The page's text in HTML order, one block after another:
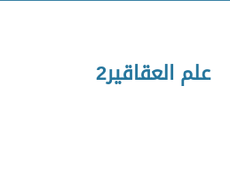
علم العقاقير2